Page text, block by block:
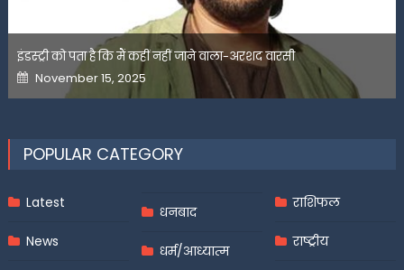
इंडस्ट्री को पता है कि मैं कहीं नहीं जाने वाला-अरशद वारसी
Posted
on
November 15, 2025
POPULAR CATEGORY
Latest
News
धनबाद
धर्म/आध्यात्म
राशिफल
राष्ट्रीय